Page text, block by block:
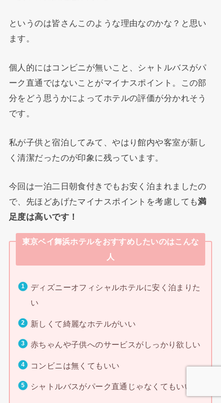
というのは皆さんこのような理由なのかな？と思い
ます。
個人的にはコンビニが無いこと、シャトルバスがパ
ーク直通ではないことがマイナスポイント。この部
分をどう思うかによってホテルの評価が分かれそう
です。
私が子供と宿泊してみて、やはり館内や客室が新し
く清潔だったのが印象に残っています。
今回は一泊二日朝食付きでもお安く泊まれましたの
で、先ほどあげたマイナスポイントを考慮しても満
足度は高いです！
東京ベイ舞浜ホテルをおすすめしたいのはこんな
人
ディズニーオフィシャルホテルに安く泊まりた
い
新しくて綺麗なホテルがいい
赤ちゃんや子供へのサービスがしっかり欲しい
コンビニは無くてもいい
シャトルバスがパーク直通じゃなくてもいい